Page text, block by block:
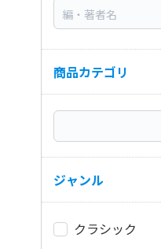
商品カテゴリ
ジャンル
クラシック